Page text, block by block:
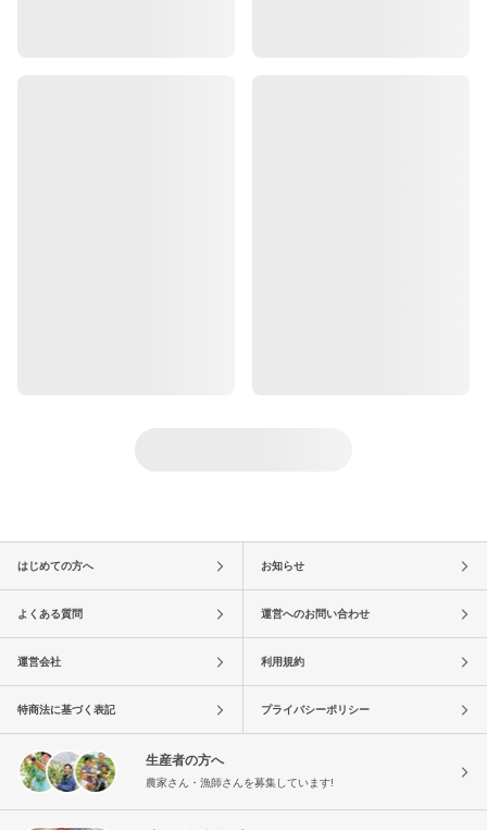
はじめての方へ お知らせ
よくある質問 運営へのお問い合わせ
運営会社 利用規約
特商法に基づく表記 プライバシーポリシー
生産者の方へ
農家さん・漁師さんを募集しています!